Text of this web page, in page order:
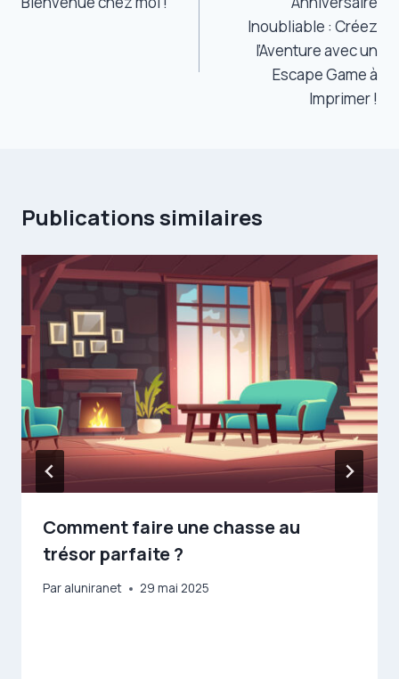
Inoubliable : Créez
l’Aventure avec un
Escape Game à
Imprimer !
Publications similaires
Comment faire une chasse au
trésor parfaite ?
Par aluniranet 29 mai 2025